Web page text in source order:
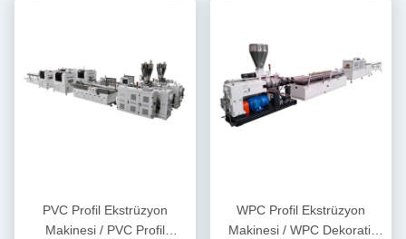
PVC Profil Ekstrüzyon
Makinesi / PVC Profil
WPC Profil Ekstrüzyon
Makinesi / WPC Dekoratif